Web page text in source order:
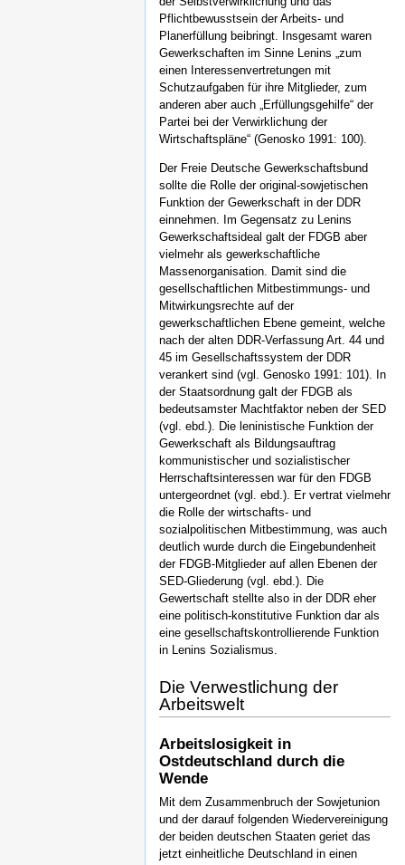
Pflichtbewusstsein der Arbeits- und
Planerfüllung beibringt. Insgesamt waren
Gewerkschaften im Sinne Lenins „zum
einen Interessenvertretungen mit
Schutzaufgaben für ihre Mitglieder, zum
anderen aber auch „Erfüllungsgehilfe“ der
Partei bei der Verwirklichung der
Wirtschaftspläne“ (Genosko 1991: 100).
Der Freie Deutsche Gewerkschaftsbund
sollte die Rolle der original-sowjetischen
Funktion der Gewerkschaft in der DDR
einnehmen. Im Gegensatz zu Lenins
Gewerkschaftsideal galt der FDGB aber
vielmehr als gewerkschaftliche
Massenorganisation. Damit sind die
gesellschaftlichen Mitbestimmungs- und
Mitwirkungsrechte auf der
gewerkschaftlichen Ebene gemeint, welche
nach der alten DDR-Verfassung Art. 44 und
45 im Gesellschaftssystem der DDR
verankert sind (vgl. Genosko 1991: 101). In
der Staatsordnung galt der FDGB als
bedeutsamster Machtfaktor neben der SED
(vgl. ebd.). Die leninistische Funktion der
Gewerkschaft als Bildungsauftrag
kommunistischer und sozialistischer
Herrschaftsinteressen war für den FDGB
untergeordnet (vgl. ebd.). Er vertrat vielmehr
die Rolle der wirtschafts- und
sozialpolitischen Mitbestimmung, was auch
deutlich wurde durch die Eingebundenheit
der FDGB-Mitglieder auf allen Ebenen der
SED-Gliederung (vgl. ebd.). Die
Gewertschaft stellte also in der DDR eher
eine politisch-konstitutive Funktion dar als
eine gesellschaftskontrollierende Funktion
in Lenins Sozialismus.
Die Verwestlichung der
Arbeitswelt
Arbeitslosigkeit in
Ostdeutschland durch die
Wende
Mit dem Zusammenbruch der Sowjetunion
und der darauf folgenden Wiedervereinigung
der beiden deutschen Staaten geriet das
jetzt einheitliche Deutschland in einen